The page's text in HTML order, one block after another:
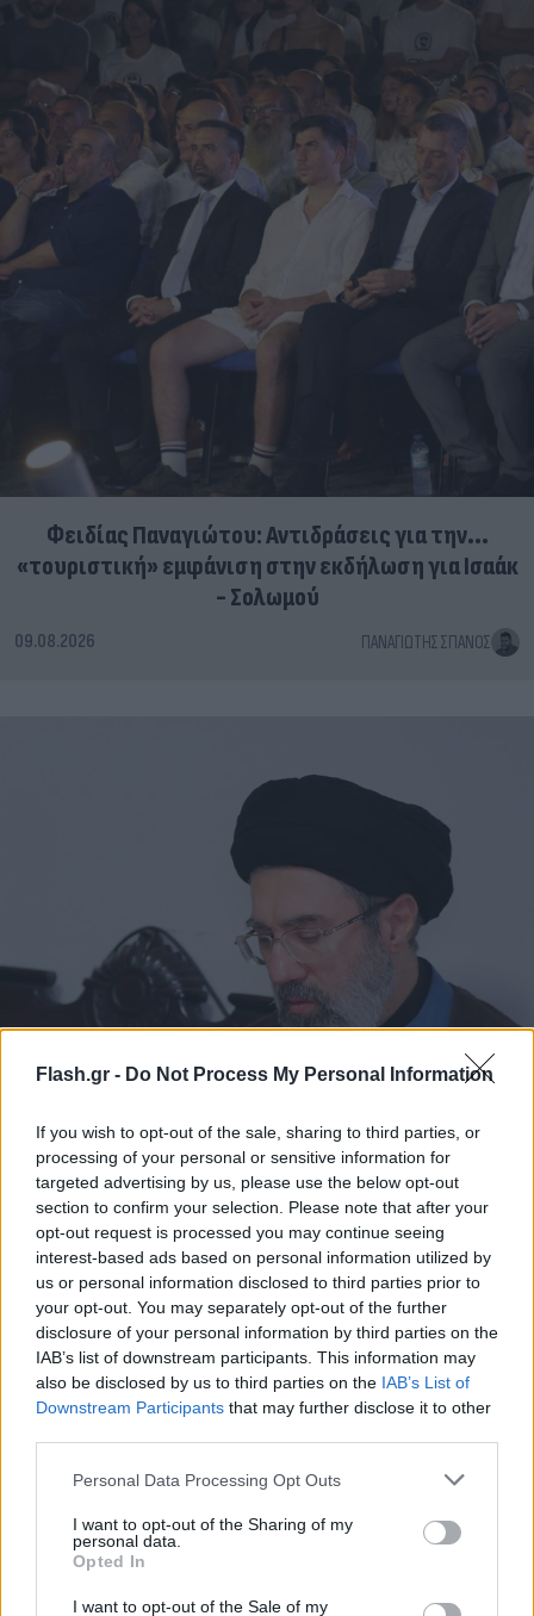
Flash.gr - Do Not Process My Personal Information
If you wish to opt-out of the sale, sharing to third parties, or
processing of your personal or sensitive information for
targeted advertising by us, please use the below opt-out
section to confirm your selection. Please note that after your
opt-out request is processed you may continue seeing
interest-based ads based on personal information utilized by
us or personal information disclosed to third parties prior to
your opt-out. You may separately opt-out of the further
disclosure of your personal information by third parties on the
IAB’s list of downstream participants. This information may
also be disclosed by us to third parties on the IAB’s List of
Downstream Participants that may further disclose it to other
Please note that this website/app uses one or more Google
not limited to your visit or usage behaviour. You may click to
grant or deny consent to Google and its third-party tags to
use your data for below specified purposes in below Google
consent section.
Personal Data Processing Opt Outs
I want to opt-out of the Sharing of my
personal data.
Opted In
I want to opt-out of the Sale of my
Φειδίας Παναγιώτου: Αντιδράσεις για την...
«τουριστική» εμφάνιση στην εκδήλωση για Ισαάκ
- Σολωμού
09.08.2026 ΠΑΝΑΓΙΏΤΗΣ ΣΠΑΝΌΣ
Μοτζτάμπα Χαμενεΐ: Νέο βίντεο εν μέσω φημών
για την υγεία του – Άγνωστο πότε καταγράφηκε
09.08.2026